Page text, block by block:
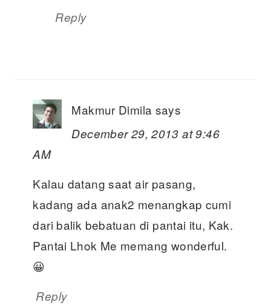
Reply
Makmur Dimila says
December 29, 2013 at 9:46
AM
Kalau datang saat air pasang,
kadang ada anak2 menangkap cumi
dari balik bebatuan di pantai itu, Kak.
Pantai Lhok Me memang wonderful.
😀
Reply